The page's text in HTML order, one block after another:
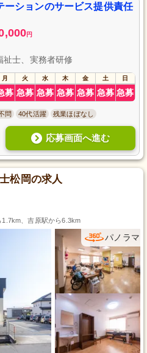
ーションのサービス提供責任
円
祉士、実務者研修
月 火 水 木 金 土 日
募 急募 急募 急募 急募 急募 急募
問 40代活躍 残業ほぼなし
応募画面へ進む
松岡の求人
、吉原駅から6.3km
パノラマ